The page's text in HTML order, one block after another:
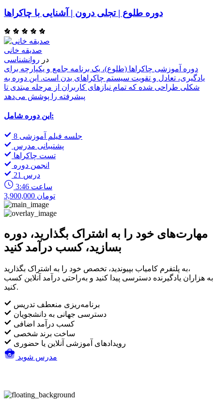
دوره طلوع | تجلی درون | آشنایی با چاکراها
صدیقه خانی
در روانشناسی
دوره آموزشی چاکراها (طلوع)، یک برنامه جامع و یکپارچه برای
یادگیری، تعادل و تقویت سیستم چاکراهای بدن است. این دوره به
شکلی طراحی شده که تمام نیازهای کاربران از مرحله مبتدی تا
پیشرفته را پوشش می‌دهد
این دوره شامل:
8 جلسه فیلم آموزشی
پشتیبانی مدرس
تست چاکراها
انجمن دوره
21 درس
3:46 ساعت
3,900,000 تومان
مهارت‌های خود را به اشتراک بگذارید، دوره
بسازید، کسب درآمد کنید
به پلتفرم کامیاب بپیوندید، تخصص خود را به اشتراک بگذارید،
به هزاران یادگیرنده دسترسی پیدا کنید و به‌راحتی درآمد آنلاین کسب
کنید.
برنامه‌ریزی منعطف تدریس
دسترسی جهانی به دانشجویان
کسب درآمد اضافی
ساخت برند شخصی
رویدادهای آموزشی آنلاین یا حضوری
مدرس شوید